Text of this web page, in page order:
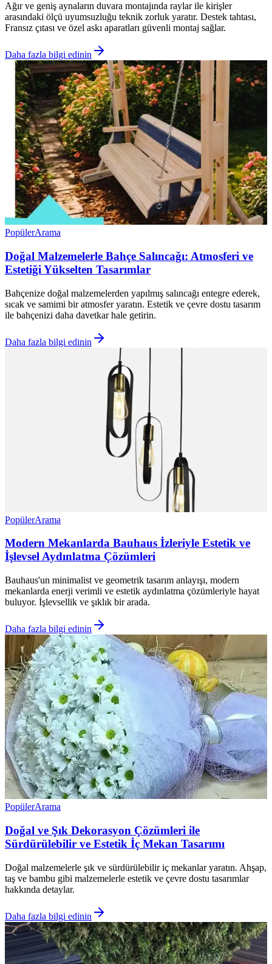
Ağır ve geniş aynaların duvara montajında raylar ile kirişler
arasındaki ölçü uyumsuzluğu teknik zorluk yaratır. Destek tahtası,
Fransız çıtası ve özel askı aparatları güvenli montaj sağlar.
Daha fazla bilgi edinin
PopülerArama
Doğal Malzemelerle Bahçe Salıncağı: Atmosferi ve
Estetiği Yükselten Tasarımlar
Bahçenize doğal malzemelerden yapılmış salıncağı entegre ederek,
sıcak ve samimi bir atmosfer yaratın. Estetik ve çevre dostu tasarım
ile bahçenizi daha davetkar hale getirin.
Daha fazla bilgi edinin
PopülerArama
Modern Mekanlarda Bauhaus İzleriyle Estetik ve
İşlevsel Aydınlatma Çözümleri
Bauhaus'un minimalist ve geometrik tasarım anlayışı, modern
mekanlarda enerji verimli ve estetik aydınlatma çözümleriyle hayat
buluyor. İşlevsellik ve şıklık bir arada.
Daha fazla bilgi edinin
PopülerArama
Doğal ve Şık Dekorasyon Çözümleri ile
Sürdürülebilir ve Estetik İç Mekan Tasarımı
Doğal malzemelerle şık ve sürdürülebilir iç mekanlar yaratın. Ahşap,
taş ve bambu gibi malzemelerle estetik ve çevre dostu tasarımlar
hakkında detaylar.
Daha fazla bilgi edinin